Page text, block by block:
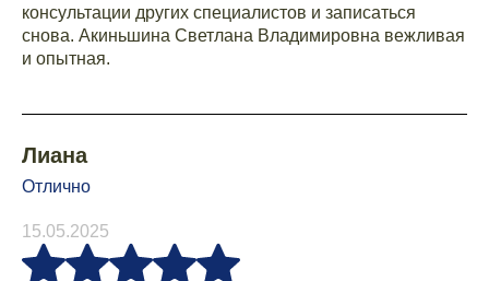
консультации других специалистов и записаться
снова. Акиньшина Светлана Владимировна вежливая
и опытная.
Лиана
Отлично
15.05.2025